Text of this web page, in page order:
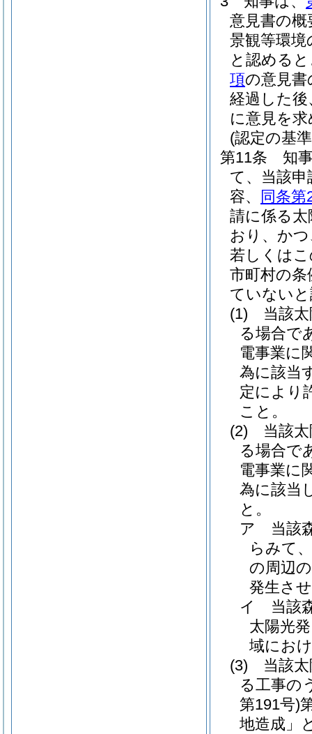
意見書の概
景観等環
と認める
項の意見書
経過した後
に意見を
(認定の基
第11条
知
て、当該
容、
同条第
請に係る
おり、か
若しくは
市町村の
ていない
(1)
当該
る場合で
電事業に
為に該当
定により
こと。
(2)
当該
る場合で
電事業に
為に該当
と。
ア
当該
らみて
の周辺
発生さ
イ
当該
太陽光
域にお
(3)
当該
る工事の
第191号)
地造成」